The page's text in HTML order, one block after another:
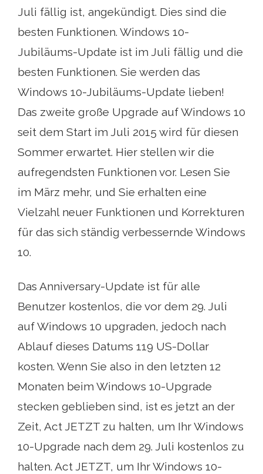
Juli fällig ist, angekündigt. Dies sind die
besten Funktionen. Windows 10-
Jubiläums-Update ist im Juli fällig und die
besten Funktionen. Sie werden das
Windows 10-Jubiläums-Update lieben!
Das zweite große Upgrade auf Windows 10
seit dem Start im Juli 2015 wird für diesen
Sommer erwartet. Hier stellen wir die
aufregendsten Funktionen vor. Lesen Sie
im März mehr, und Sie erhalten eine
Vielzahl neuer Funktionen und Korrekturen
für das sich ständig verbessernde Windows
10.
Das Anniversary-Update ist für alle
Benutzer kostenlos, die vor dem 29. Juli
auf Windows 10 upgraden, jedoch nach
Ablauf dieses Datums 119 US-Dollar
kosten. Wenn Sie also in den letzten 12
Monaten beim Windows 10-Upgrade
stecken geblieben sind, ist es jetzt an der
Zeit, Act JETZT zu halten, um Ihr Windows
10-Upgrade nach dem 29. Juli kostenlos zu
halten. Act JETZT, um Ihr Windows 10-